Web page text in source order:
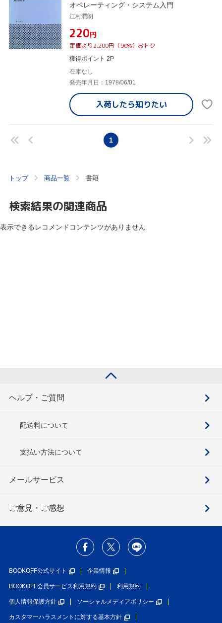
オペレーティング・システム入門
江村潤朗
¥220円
定価より2,200円（90%）おトク
獲得ポイント 2P
在庫なし
発売年月日：1978/06/01
入荷したら知りたい
1
トップ 商品一覧 書籍
検索結果の関連商品
表示できるレコメンドコンテンツがありません
ヘルプ・ご質問
配送料について
支払い方法について
メールサービス
ご意見・ご感想
BOOKOFF公式サイト 企業情報
BOOKOFF会員サービス利用規約 利用規約
個人情報保護方針 ソーシャルメディアポリシー
カスタマーハラスメントに対する基本方針